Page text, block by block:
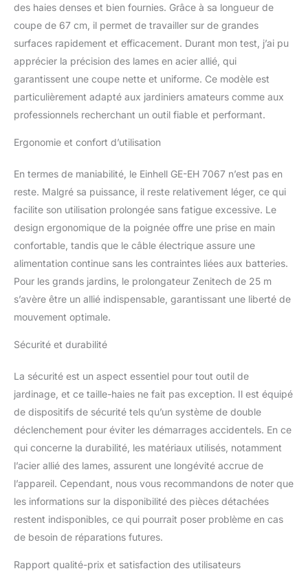
des haies denses et bien fournies. Grâce à sa longueur de
coupe de 67 cm, il permet de travailler sur de grandes
surfaces rapidement et efficacement. Durant mon test, j’ai pu
apprécier la précision des lames en acier allié, qui
garantissent une coupe nette et uniforme. Ce modèle est
particulièrement adapté aux jardiniers amateurs comme aux
professionnels recherchant un outil fiable et performant.
Ergonomie et confort d’utilisation
En termes de maniabilité, le Einhell GE-EH 7067 n’est pas en
reste. Malgré sa puissance, il reste relativement léger, ce qui
facilite son utilisation prolongée sans fatigue excessive. Le
design ergonomique de la poignée offre une prise en main
confortable, tandis que le câble électrique assure une
alimentation continue sans les contraintes liées aux batteries.
Pour les grands jardins, le prolongateur Zenitech de 25 m
s’avère être un allié indispensable, garantissant une liberté de
mouvement optimale.
Sécurité et durabilité
La sécurité est un aspect essentiel pour tout outil de
jardinage, et ce taille-haies ne fait pas exception. Il est équipé
de dispositifs de sécurité tels qu’un système de double
déclenchement pour éviter les démarrages accidentels. En ce
qui concerne la durabilité, les matériaux utilisés, notamment
l’acier allié des lames, assurent une longévité accrue de
l’appareil. Cependant, nous vous recommandons de noter que
les informations sur la disponibilité des pièces détachées
restent indisponibles, ce qui pourrait poser problème en cas
de besoin de réparations futures.
Rapport qualité-prix et satisfaction des utilisateurs